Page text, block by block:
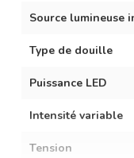
Source lumineuse
Type de douille
Puissance LED
Intensité variable
Tension